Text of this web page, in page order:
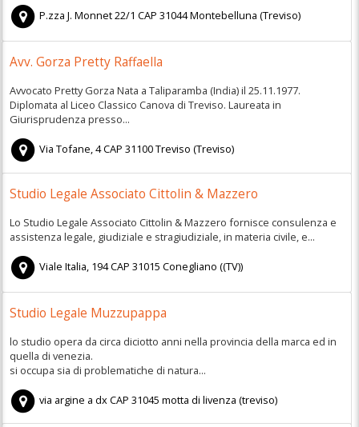
P.zza J. Monnet 22/1 CAP31044Montebelluna (Treviso)
Avv. Gorza Pretty Raffaella
Avvocato Pretty Gorza Nata a Taliparamba (India) il 25.11.1977.
Diplomata al Liceo Classico Canova di Treviso. Laureata in
Giurisprudenza presso...
Via Tofane, 4CAP31100Treviso (Treviso)
Studio Legale Associato Cittolin & Mazzero
Lo Studio Legale Associato Cittolin & Mazzero fornisce consulenza e
assistenza legale, giudiziale e stragiudiziale, in materia civile, e...
Viale Italia, 194CAP31015 Conegliano ((TV))
Studio Legale Muzzupappa
lo studio opera da circa diciotto anni nella provincia della marca ed in
quella di venezia.
si occupa sia di problematiche di natura...
via argine a dxCAP31045 motta di livenza (treviso)